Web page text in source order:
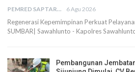
PEMRED SAPTARIUS 6 Agu 2026
Regenerasi Kepemimpinan Perkuat
SUMBAR| Sawahlunto - Kapolres
Pembangunan